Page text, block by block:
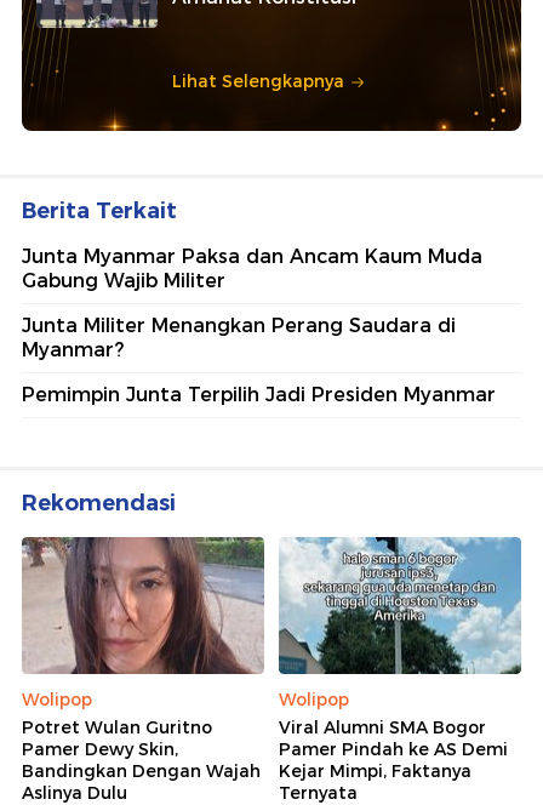
Lihat Selengkapnya
Berita Terkait
Junta Myanmar Paksa dan Ancam Kaum Muda
Gabung Wajib Militer
Junta Militer Menangkan Perang Saudara di
Myanmar?
Pemimpin Junta Terpilih Jadi Presiden Myanmar
Rekomendasi
Wolipop
Potret Wulan Guritno
Pamer Dewy Skin,
Bandingkan Dengan Wajah
Aslinya Dulu
Wolipop
Viral Alumni SMA Bogor
Pamer Pindah ke AS Demi
Kejar Mimpi, Faktanya
Ternyata